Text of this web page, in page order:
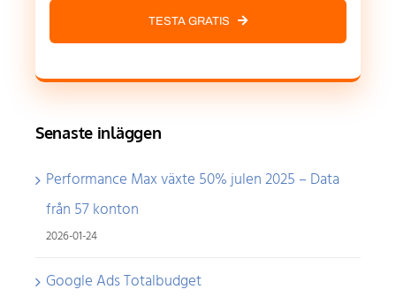
TESTA GRATIS
Senaste inläggen
Performance Max växte 50% julen 2025 – Data
från 57 konton
2026-01-24
Google Ads Totalbudget